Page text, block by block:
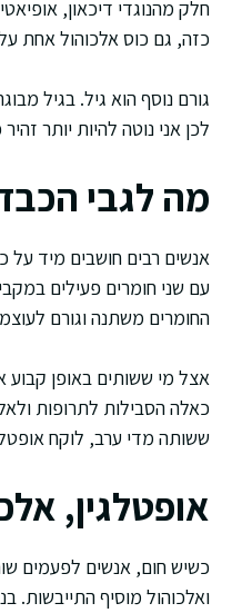
חלק מהנוגדי דיכאון,
כזה, גם כוס אלכוהול אחת
גורם נוסף הוא גיל. בגיל
לכן אני נוטה להיות יותר
מה לגבי
אנשים רבים חושבים מיד על
עם שני חומרים פעילים
החומרים משתנה וגורם
אצל מי ששותים באופן
כאלה הסבילות לתרופות
ששותה מדי ערב, לוקח
אופטלגין,
כשיש חום, אנשים לפעמים
ואלכוהול מוסיף התייבשות.